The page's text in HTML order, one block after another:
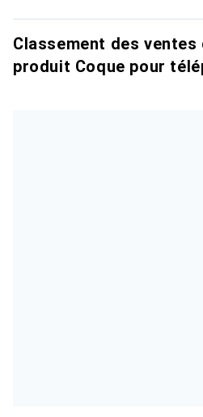
Classement des ventes
produit Coque pour